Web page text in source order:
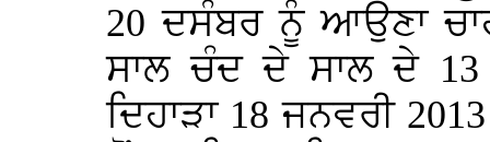
20 ਦਸੰਬਰ ਨੂੰ ਆਉਣਾ
ਸਾਲ ਚੰਦ ਦੇ ਸਾਲ ਦੇ
ਦਿਹਾੜਾ 18 ਜਨਵਰੀ